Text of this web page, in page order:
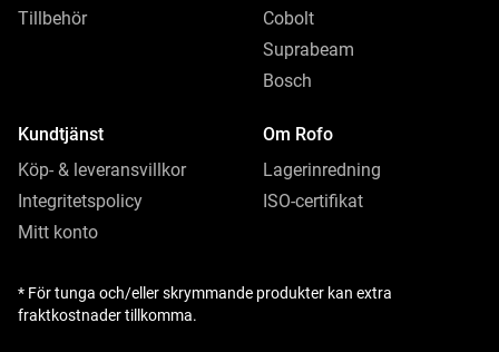
Tillbehör
Cobolt
Suprabeam
Bosch
Kundtjänst
Köp- & leveransvillkor
Integritetspolicy
Mitt konto
Om Rofo
Lagerinredning
ISO-certifikat
* För tunga och/eller skrymmande produkter kan extra
fraktkostnader tillkomma.